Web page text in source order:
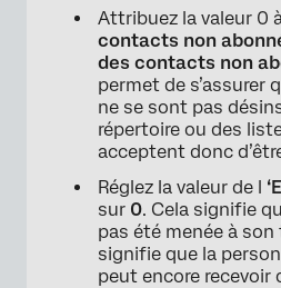
Attribuez la valeur 0
contacts non
des contacts non
permet de s’assurer
ne se sont pas
répertoire ou des
acceptent donc
Réglez la valeur de l
sur 0. Cela signifie
pas été menée à son
signifie que la
peut encore recevoir